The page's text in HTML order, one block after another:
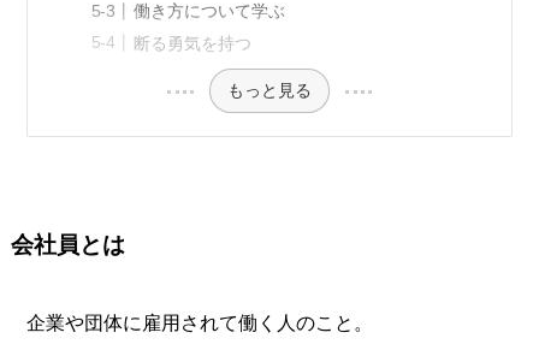
働き方について学ぶ
断る勇気を持つ
もっと見る
会社員とは
企業や団体に雇用されて働く人のこと。